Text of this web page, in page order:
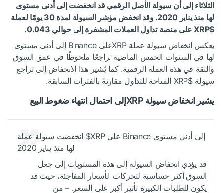
الثلاثاء إلى أن سيولة الأصل الرقمي قد انخفضت إلى أدنى مستوى
لها منذ يناير 2020. وقد انخفض مؤشر السيولة لمدة 30 يومًا لعملة
$XRP
على منصة تداول العملات المشفرة إلى حوالي 0.043.
يعكس انخفاض سيولة عملة XRPعلى Binance إلى أدنى مستوى
لها في السنوات الخمس الماضية تراجعًا ملحوظًا في عمق السوق
والثقة في هذه العملة الرقمية. كما يُشير هذا الانخفاض إلى تراجع
سيولة$XRP المتاحة للتداول مقارنةً بالفترات السابقة.
يشير انخفاض سيولة XRPإلى احتمال انتهاء ضغوط البيع
$XRPعلى Binance إلى أدنى مستوى
لها منذ يناير 2020
قد يؤدي انخفاض السيولة إلى هذه المستويات إلى جعل
السوق أكثر حساسية لتحركات الأسعار المفاجئة، حيث قد
يكون للطلبات الكبيرة تأثير أكبر على السعر. – من